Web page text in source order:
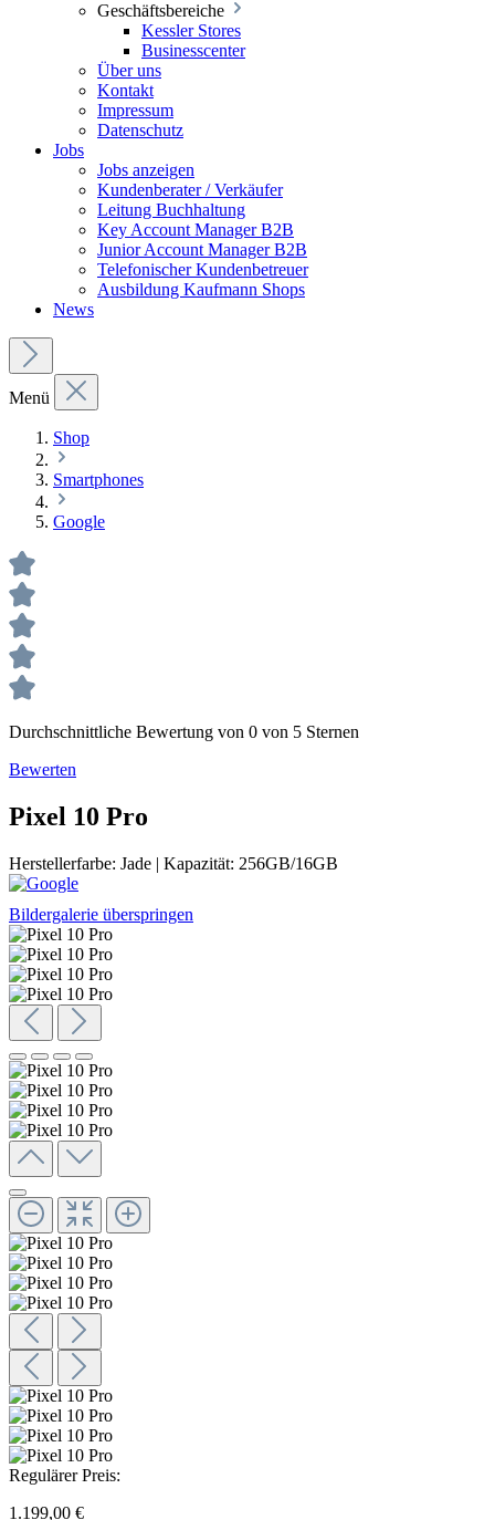
Geschäftsbereiche
Kessler Stores
Businesscenter
Über uns
Kontakt
Impressum
Datenschutz
Jobs
Jobs anzeigen
Kundenberater / Verkäufer
Leitung Buchhaltung
Key Account Manager B2B
Junior Account Manager B2B
Telefonischer Kundenbetreuer
Ausbildung Kaufmann Shops
News
Menü
Shop
Smartphones
Google
Durchschnittliche Bewertung von 0 von 5 Sternen
Bewerten
Pixel 10 Pro
Herstellerfarbe: Jade | Kapazität: 256GB/16GB
Bildergalerie überspringen
Regulärer Preis:
1.199,00 €